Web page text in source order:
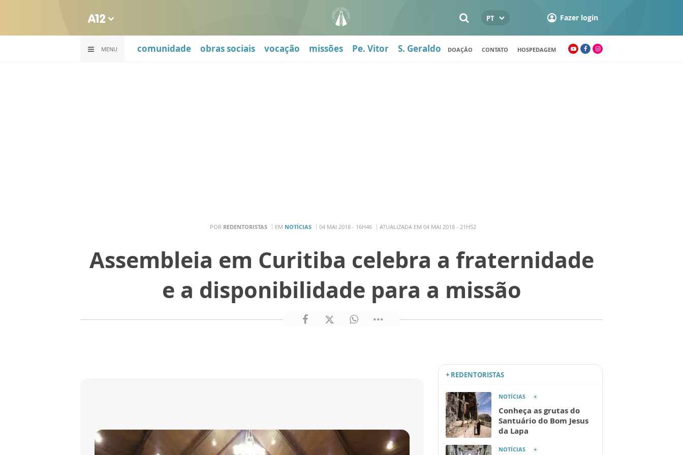
PT Fazer login
MENU comunidade obras sociais vocação missões Pe. Vitor S. Geraldo DOAÇÃO CONTATO HOSPEDAGEM
POR REDENTORISTAS EM NOTÍCIAS 04 MAI 2018 - 16H46 ATUALIZADA EM 04 MAI 2018 - 21H52
Assembleia em Curitiba celebra a fraternidade
e a disponibilidade para a missão
+ REDENTORISTAS
NOTÍCIAS
Conheça as grutas do
Santuário do Bom Jesus
da Lapa
NOTÍCIAS